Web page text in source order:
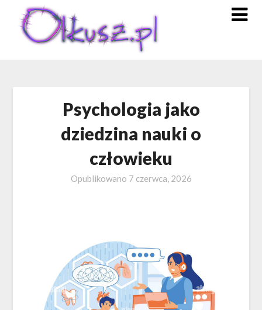
content
Psychologia jako
dziedzina nauki o
człowieku
Opublikowano 7 czerwca, 2026